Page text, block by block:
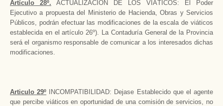
Artículo 28º. ACTUALIZACIÓN DE LOS VIÁTICOS: El Poder
Ejecutivo a propuesta del Ministerio de Hacienda, Obras y Servicios
Públicos, podrán efectuar las modificaciones de la escala de viáticos
establecida en el artículo 26º). La Contaduría General de la Provincia
será el organismo responsable de comunicar a los interesados dichas
modificaciones.
Articulo 29º INCOMPATIBILIDAD: Dejase Establecido que el agente
que percibe viáticos en oportunidad de una comisión de servicios, no